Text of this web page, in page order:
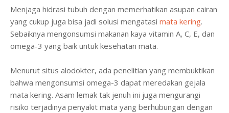
Menjaga hidrasi tubuh dengan memerhatikan asupan cairan
yang cukup juga bisa jadi solusi mengatasi mata kering.
Sebaiknya mengonsumsi makanan kaya vitamin A, C, E, dan
omega-3 yang baik untuk kesehatan mata.
Menurut situs alodokter, ada penelitian yang membuktikan
bahwa mengonsumsi omega-3 dapat meredakan gejala
mata kering. Asam lemak tak jenuh ini juga mengurangi
risiko terjadinya penyakit mata yang berhubungan dengan